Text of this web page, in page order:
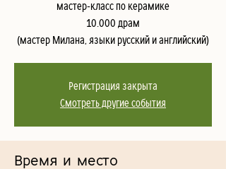
мастер-класс по керамике
10.000 драм
(мастер Милана, языки русский и английский)
Регистрация закрыта
Смотреть другие события
Время и место